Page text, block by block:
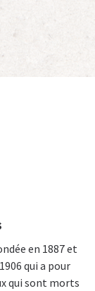
en 1887 et
qui a pour
qui sont morts